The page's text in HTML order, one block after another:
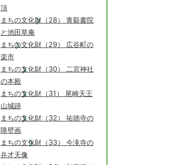
頂
まちの文化財（28） 青谿書院
と池田草庵
まちの文化財（29） 広谷町の
楽市
まちの文化財（30） 二宮神社
の本殿
まちの文化財（31） 尾崎天王
山城跡
まちの文化財（32） 祐徳寺の
障壁画
まちの文化財（33） 今滝寺の
弁才天像